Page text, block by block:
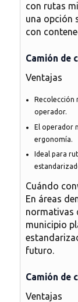
con rutas
una opción
con
Camión de
Ventajas
Recolección
operador.
El operador
ergonomía.
Ideal para
Cuándo
En áreas
normativas
municipio
futuro.
Camión de
Ventajas